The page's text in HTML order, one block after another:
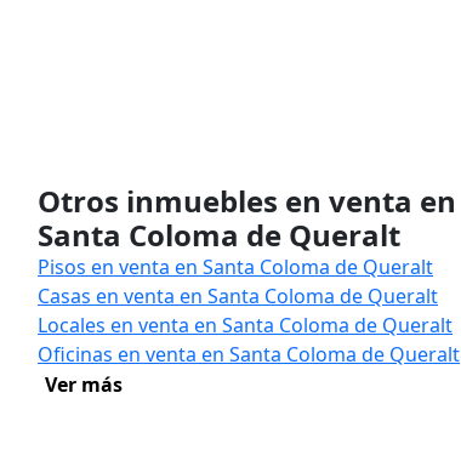
Otros inmuebles en venta en
Santa Coloma de Queralt
Pisos en venta en Santa Coloma de Queralt
Casas en venta en Santa Coloma de Queralt
Locales en venta en Santa Coloma de Queralt
Oficinas en venta en Santa Coloma de Queralt
Ver más